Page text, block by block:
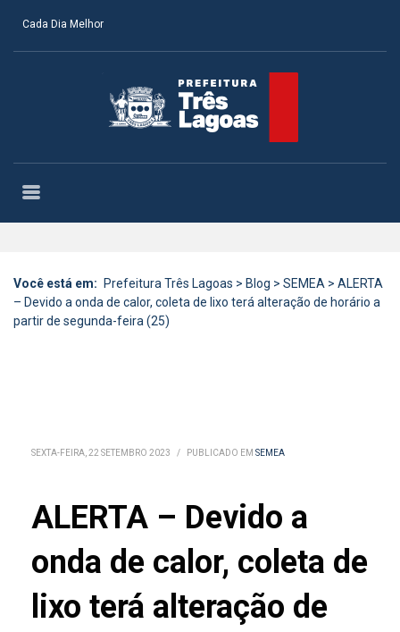
Cada Dia Melhor
Você está em: Prefeitura Três Lagoas > Blog > SEMEA > ALERTA
– Devido a onda de calor, coleta de lixo terá alteração de horário a
partir de segunda-feira (25)
SEXTA-FEIRA, 22 SETEMBRO 2023 / PUBLICADO EM SEMEA
ALERTA – Devido a
onda de calor, coleta de
lixo terá alteração de